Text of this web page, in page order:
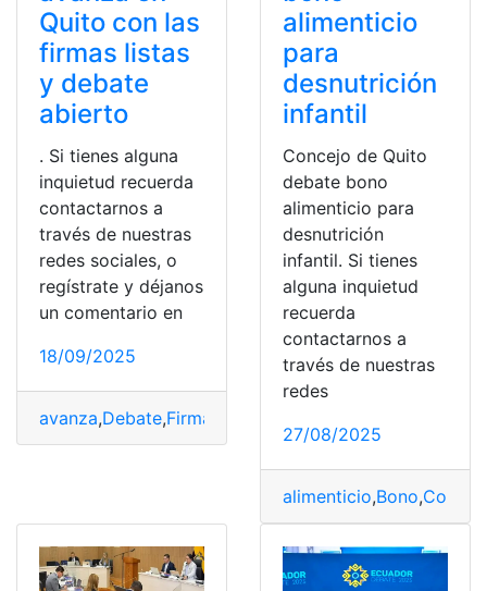
Quito con las
firmas listas
y debate
abierto
. Si tienes alguna
inquietud recuerda
contactarnos a
través de nuestras
redes sociales, o
regístrate y déjanos
un comentario en
18/09/2025
avanza,Debate,Firmas
alimenticio
para
desnutrición
infantil
Concejo de Quito
debate bono
alimenticio para
desnutrición
infantil. Si tienes
alguna inquietud
recuerda
contactarnos a
través de nuestras
redes
27/08/2025
alimenticio,Bono,